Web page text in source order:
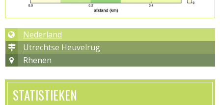
Nederland
Utrechtse Heuvelrug
Rhenen
STATISTIEKEN